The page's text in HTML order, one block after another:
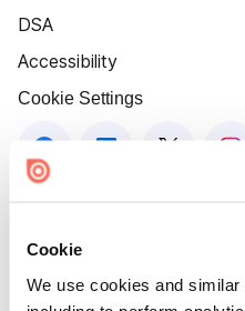
Cookie
We use cookies and
DSA
Accessibility
Cookie Settings